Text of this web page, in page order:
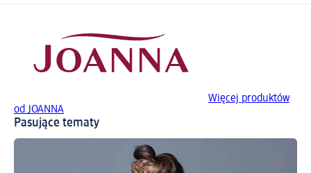
Więcej produktów
od JOANNA
Pasujące tematy